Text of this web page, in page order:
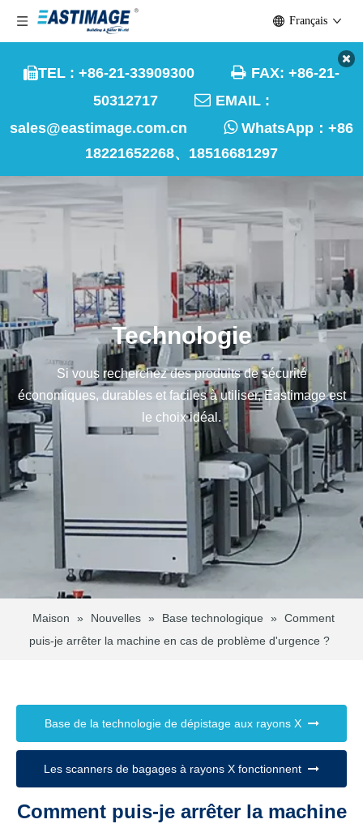
TEL : +86-21-33909300  FAX: +86-21-
50312717  EMAIL :
sales@eastimage.com.cn
WhatsApp： +86
18221652268、18516681297
Français
Technologie
Si vous recherchez des produits de sécurité
économiques, durables et faciles à utiliser, Eastimage est
le choix idéal.
Maison » Nouvelles » Base technologique » Comment
puis-je arrêter la machine en cas de problème d'urgence ?
Base de la technologie de dépistage aux rayons X
Les scanners de bagages à rayons X fonctionnent
Comment puis-je arrêter la machine